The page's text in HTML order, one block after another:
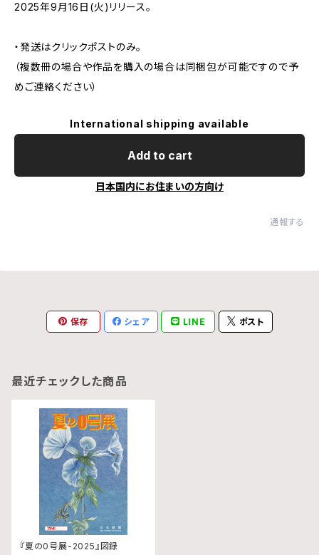
2025年9月16日(火)リリース。
・発送はクリックポストのみ。
（複数冊の場合や作品を購入の場合は同梱包が可能ですので予
めご連絡ください）
International shipping available
Add to cart
日本国内にお住まいの方向け
通報する
保存 シェア LINE ポスト
最近チェックした商品
『夏の0号展-2025』図録